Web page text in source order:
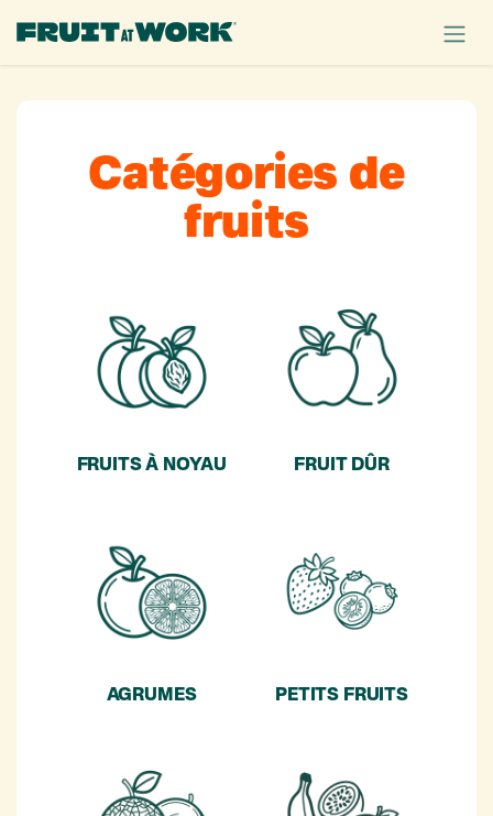
Catégories de
fruits
FRUITS À NOYAU FRUIT DÛR
AGRUMES PETITS FRUITS